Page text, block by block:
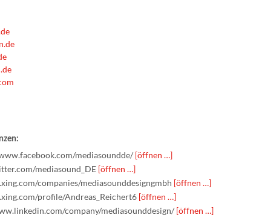
mediasoundde/ [öffnen …]
mediasound_DE [öffnen …]
companies/mediasounddesigngmbh [öffnen …]
profile/Andreas_Reichert6 [öffnen …]
company/mediasounddesign/ [öffnen …]